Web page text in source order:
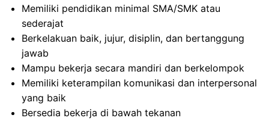
Memiliki pendidikan minimal SMA/SMK atau
sederajat
Berkelakuan baik, jujur, disiplin, dan bertanggung
jawab
Mampu bekerja secara mandiri dan berkelompok
Memiliki keterampilan komunikasi dan interpersonal
yang baik
Bersedia bekerja di bawah tekanan